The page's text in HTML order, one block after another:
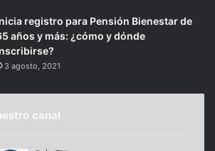
registro para Pensión Bienestar de
años y más: ¿cómo y dónde
3 agosto, 2021
canal